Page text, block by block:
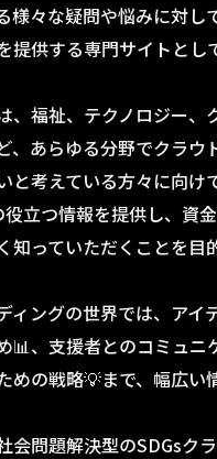
様々な疑問や悩みに対し
提供する専門サイトとし
、福祉、テクノロジー、
、あらゆる分野でクラウ
と考えている方々に向け
立つ情報を提供し、資
知っていただくことを目
ィングの世界では、アイ
📊、支援者とのコミュニ
めの戦略💡まで、幅広い
会問題解決型のSDGsク